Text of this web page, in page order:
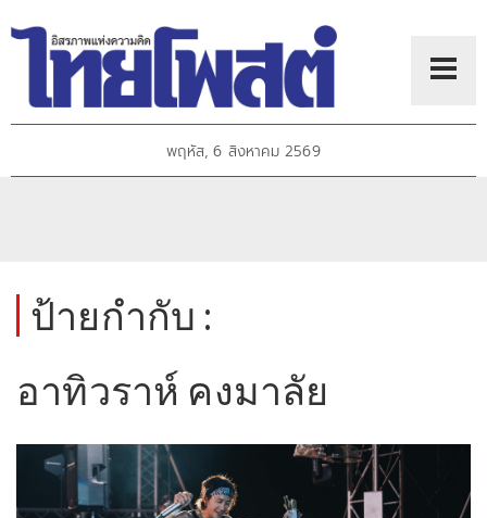
พฤหัส, 6 สิงหาคม 2569
ป้ายกำกับ :
อาทิวราห์ คงมาลัย